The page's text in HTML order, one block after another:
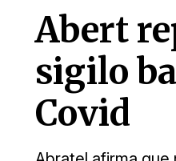
Abert
sigilo
Covid